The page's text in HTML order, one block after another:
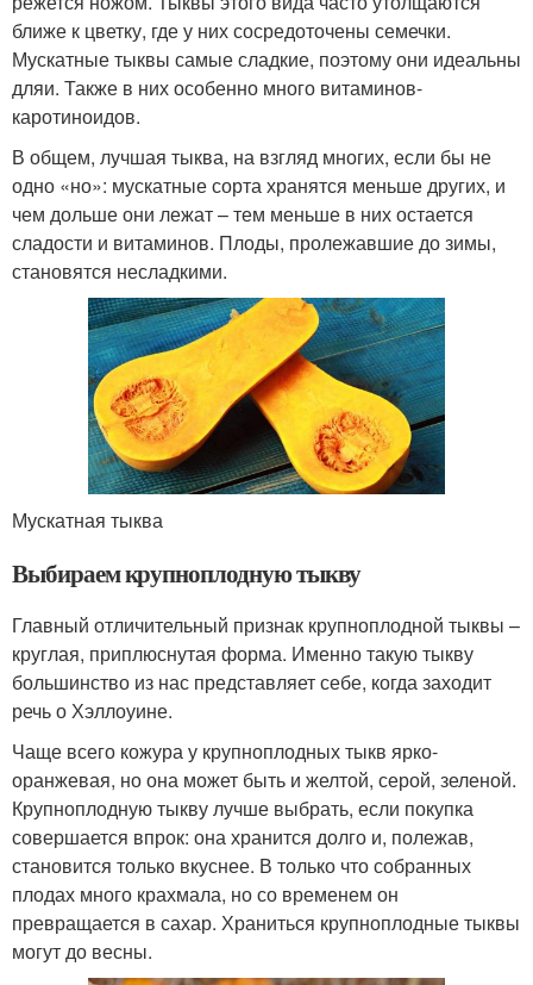
ближе к цветку, где у них сосредоточены семечки.
Мускатные тыквы самые сладкие, поэтому они идеальны
дляи. Также в них особенно много витаминов-
каротиноидов.
В общем, лучшая тыква, на взгляд многих, если бы не
одно «но»: мускатные сорта хранятся меньше других, и
чем дольше они лежат – тем меньше в них остается
сладости и витаминов. Плоды, пролежавшие до зимы,
становятся несладкими.
Мускатная тыква
Выбираем крупноплодную тыкву
Главный отличительный признак крупноплодной тыквы –
круглая, приплюснутая форма. Именно такую тыкву
большинство из нас представляет себе, когда заходит
речь о Хэллоуине.
Чаще всего кожура у крупноплодных тыкв ярко-
оранжевая, но она может быть и желтой, серой, зеленой.
Крупноплодную тыкву лучше выбрать, если покупка
совершается впрок: она хранится долго и, полежав,
становится только вкуснее. В только что собранных
плодах много крахмала, но со временем он
превращается в сахар. Храниться крупноплодные тыквы
могут до весны.